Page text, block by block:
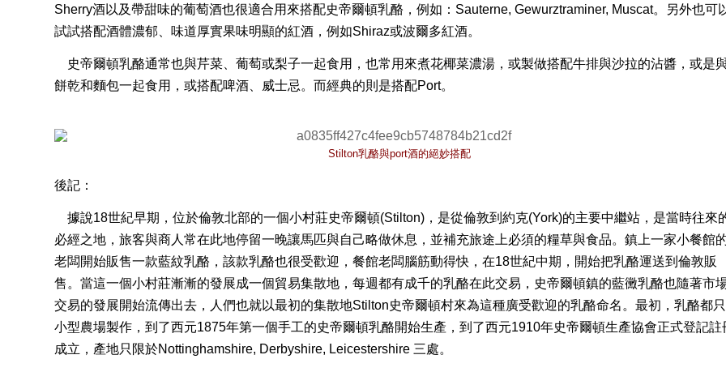
Sherry酒以及帶甜味的葡萄酒也很適合用來搭配史帝爾頓乳酪，例如： Sauterne, Gewurztraminer, Muscat。另外也可
試試搭配酒體濃郁、味道厚實果味明顯的紅酒，例如Shiraz或波爾多紅酒。
史帝爾頓乳酪通常也與芹菜、葡萄或梨子一起食用，也常用來煮花椰菜濃湯，或製做搭配牛排與沙拉的沾醬，或是
餅乾和麵包一起食用，或搭配啤酒、威士忌。而經典的則是搭配Port。
Stilton乳酪與port酒的絕妙搭配
後記：
據說18世紀早期 ，位於倫敦北部的一個小村莊史帝爾頓(Stilton) ， 是從倫敦到約克(York)的主要中繼站 ，是當時往來
必經之地，旅客與商人常在此地停留一晚讓馬匹與自己略做休息，並補充旅途上必須的糧草與食品。鎮上一家小餐館
老闆開始販售一款藍紋乳酪，該款乳酪也很受歡迎，餐館老闆腦筋動得快，在18世紀中期，開始把乳酪運送到倫敦販
售。當這一個小村莊漸漸的發展成一個貿易集散地，每週都有成千的乳酪在此交易，史帝爾頓鎮的藍黴乳酪也隨著市
交易的發展開始流傳出去，人們也就以最初的集散地Stilton史帝爾頓村來為這種廣受歡迎的乳酪命名。最初，乳酪都
小型農場製作，到了西元1875年第一個手工的史帝爾頓乳酪開始生產，到了西元1910年史帝爾頓生產協會正式登記註
成立，產地只限於Nottinghamshire, Derbyshire, Leicestershire 三處。